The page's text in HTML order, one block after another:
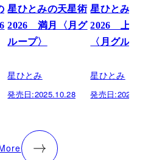
星ひとみの天星術
2026 満月〈月グ
ループ〉
星ひとみ
発売日:2025.10.28
星ひとみの
2026 上弦
〈月グルー
星ひとみ
発売日: